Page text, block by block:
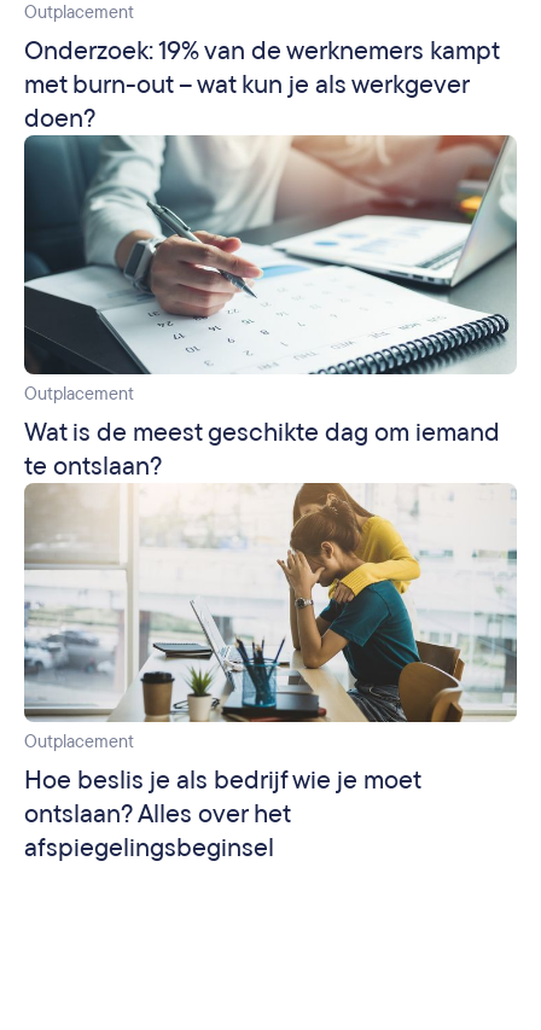
Outplacement
Onderzoek: 19% van de werknemers kampt
met burn-out – wat kun je als werkgever
doen?
Outplacement
Wat is de meest geschikte dag om iemand
te ontslaan?
Outplacement
Hoe beslis je als bedrijf wie je moet
ontslaan? Alles over het
afspiegelingsbeginsel